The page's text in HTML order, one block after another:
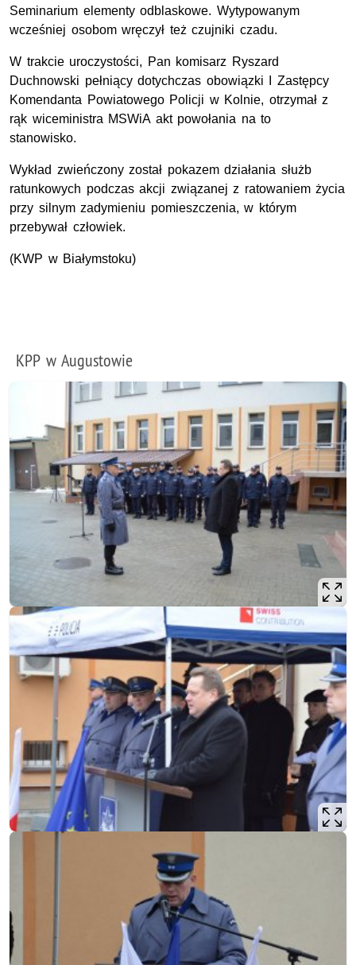
Seminarium elementy odblaskowe. Wytypowanym
wcześniej osobom wręczył też czujniki czadu.
W trakcie uroczystości, Pan komisarz Ryszard
Duchnowski pełniący dotychczas obowiązki I Zastępcy
Komendanta Powiatowego Policji w Kolnie, otrzymał z
rąk wiceministra MSWiA akt powołania na to
stanowisko.
Wykład zwieńczony został pokazem działania służb
ratunkowych podczas akcji związanej z ratowaniem życia
przy silnym zadymieniu pomieszczenia, w którym
przebywał człowiek.
(KWP w Białymstoku)
KPP w Augustowie